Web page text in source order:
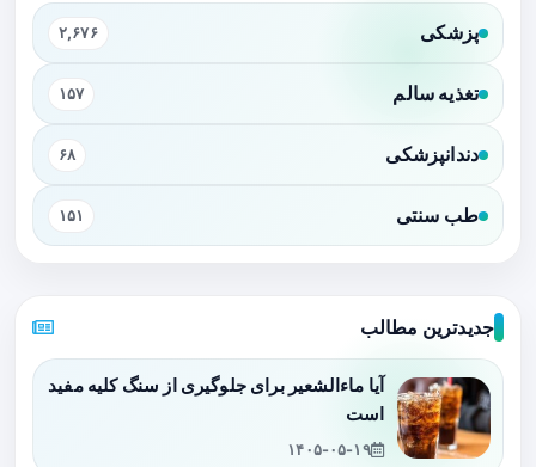
پزشکی ۲,۶۷۶
تغذیه سالم ۱۵۷
دندانپزشکی ۶۸
طب سنتی ۱۵۱
جدیدترین مطالب
آیا ماءالشعیر برای جلوگیری از سنگ کلیه مفید
است
۱۴۰۵-۰۵-۱۹